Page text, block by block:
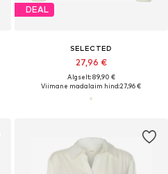
DEAL
SELECTED
27,96 €
Algselt: 89,90 €
Viimane madalaim hind:27,96 €